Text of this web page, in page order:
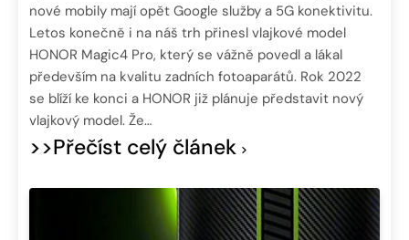
nové mobily mají opět Google služby a 5G konektivitu.
Letos konečně i na náš trh přinesl vlajkové model
HONOR Magic4 Pro, který se vážně povedl a lákal
především na kvalitu zadních fotoaparátů. Rok 2022
se blíží ke konci a HONOR již plánuje představit nový
vlajkový model. Že…
>>Přečíst celý článek